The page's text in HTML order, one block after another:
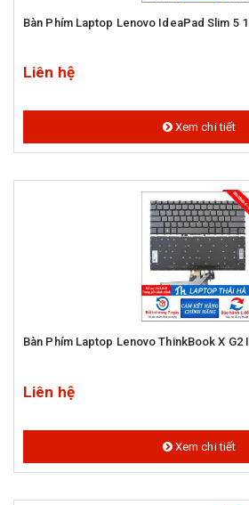
Bàn Phím Laptop Lenovo IdeaPad Slim 5
Liên hệ
Xem chi tiết
Bàn Phím Laptop Lenovo ThinkBook X G2
Liên hệ
Xem chi tiết